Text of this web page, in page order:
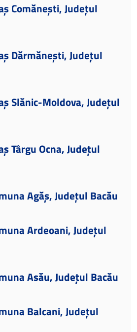
Comănești, Județul
Dărmănești, Județul
Slănic-Moldova, Județul
Târgu Ocna, Județul
Agăș, Județul Bacău
Ardeoani, Județul
Asău, Județul Bacău
Balcani, Județul